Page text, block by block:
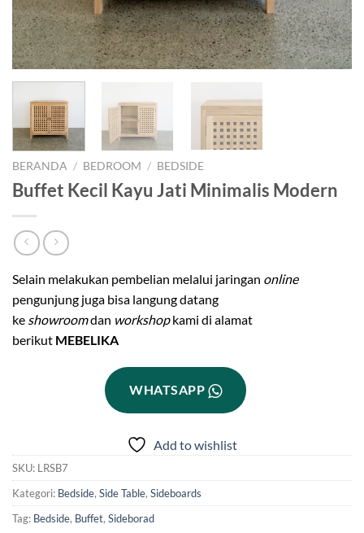
BERANDA / BEDROOM / BEDSIDE
Buffet Kecil Kayu Jati Minimalis Modern
Selain melakukan pembelian melalui jaringan online
pengunjung juga bisa langung datang
ke showroomdan workshopkami di alamat
berikut MEBELIKA
WHATSAPP
Add to wishlist
SKU: LRSB7
Kategori: Bedside, Side Table, Sideboards
Tag: Bedside, Buffet, Sideborad